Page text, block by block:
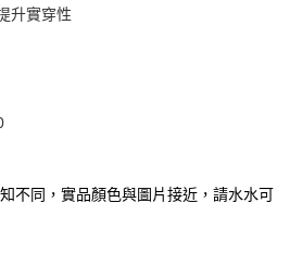
升實穿性
不同，實品顏色與圖片接近，請水水可